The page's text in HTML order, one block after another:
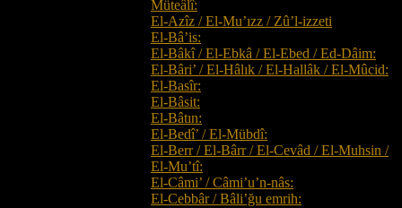
Müteâlî:
El-Azîz / El-Mu’ızz / Zû’l-izzeti
El-Bâ’is:
El-Bâkî / El-Ebkâ / El-Ebed / Ed-Dâim:
El-Bâri’ / El-Hâlık / El-Hallâk / El-Mûcid:
El-Basîr:
El-Bâsit:
El-Bâtın:
El-Bedî’ / El-Mübdî:
El-Berr / El-Bârr / El-Cevâd / El-Muhsin /
El-Mu’tî:
El-Câmi’ / Câmi’u’n-nâs:
El-Cebbâr / Bâli’ğu emrih: